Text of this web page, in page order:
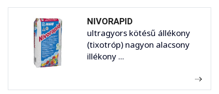
NIVORAPID
ultragyors kötésű állékony
(tixotróp) nagyon alacsony
illékony ...